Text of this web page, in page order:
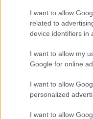
I want to allow
related to
device identifiers in
I want to allow my
Google for online
I want to allow
personalized
I want to allow